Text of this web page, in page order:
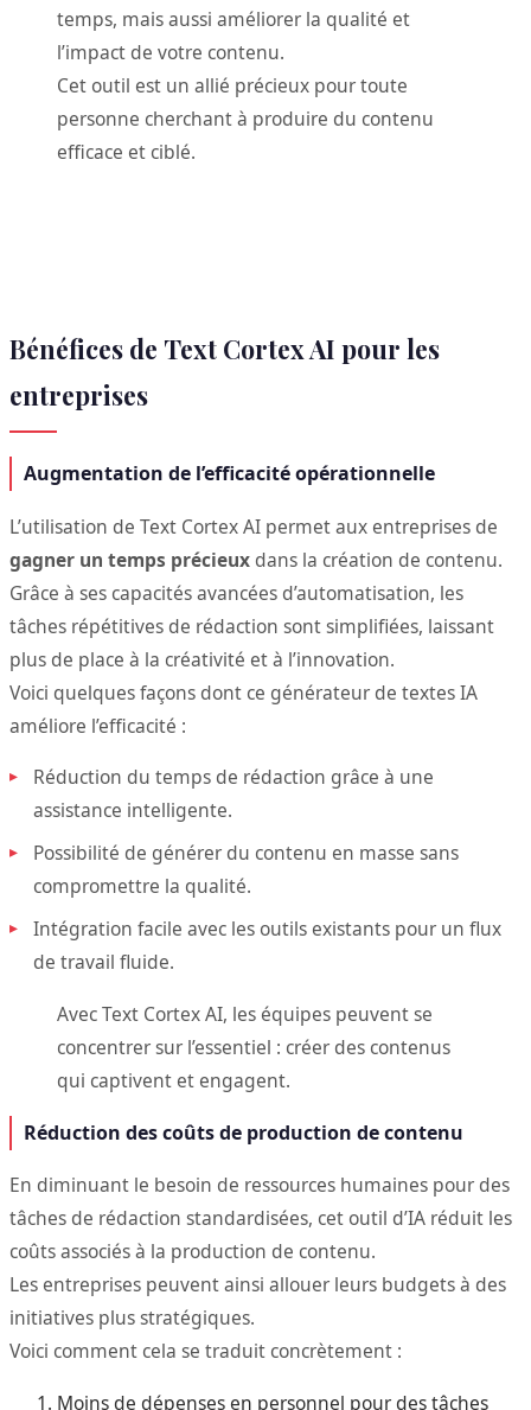
temps, mais aussi améliorer la qualité et
l’impact de votre contenu.
Cet outil est un allié précieux pour toute
personne cherchant à produire du contenu
efficace et ciblé.
Bénéfices de Text Cortex AI pour les
entreprises
Augmentation de l’efficacité opérationnelle
L’utilisation de Text Cortex AI permet aux entreprises de
gagner un temps précieux dans la création de contenu.
Grâce à ses capacités avancées d’automatisation, les
tâches répétitives de rédaction sont simplifiées, laissant
plus de place à la créativité et à l’innovation.
Voici quelques façons dont ce générateur de textes IA
améliore l’efficacité :
Réduction du temps de rédaction grâce à une
assistance intelligente.
Possibilité de générer du contenu en masse sans
compromettre la qualité.
Intégration facile avec les outils existants pour un flux
de travail fluide.
Avec Text Cortex AI, les équipes peuvent se
concentrer sur l’essentiel : créer des contenus
qui captivent et engagent.
Réduction des coûts de production de contenu
En diminuant le besoin de ressources humaines pour des
tâches de rédaction standardisées, cet outil d’IA réduit les
coûts associés à la production de contenu.
Les entreprises peuvent ainsi allouer leurs budgets à des
initiatives plus stratégiques.
Voici comment cela se traduit concrètement :
Moins de dépenses en personnel pour des tâches